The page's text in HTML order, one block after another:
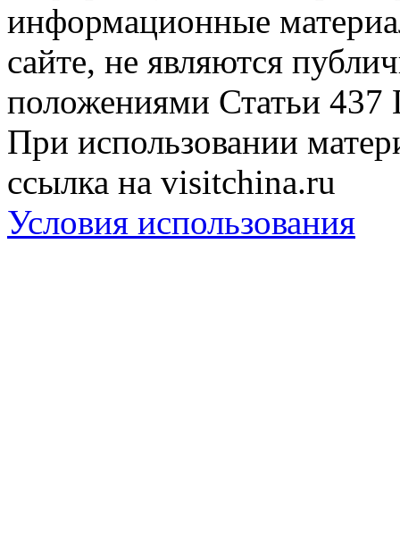
информационные
сайте, не являются
положениями Статьи 437
При использовании
ссылка на visitchina.ru
Условия использования